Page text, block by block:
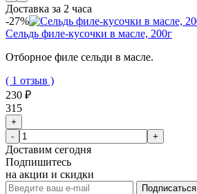
Доставка за 2 часа
-27%
Сельдь филе-кусочки в масле, 200г
Отборное филе сельди в масле.
( 1 отзыв )
230 ₽
315
+
-
+
Доставим сегодня
Подпишитесь
на акции и скидки
Подписаться